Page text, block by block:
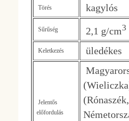
Törés kagylós
Sűrűség 2,1 g/cm3
Keletkezés üledékes
Jelentős
előfordulás